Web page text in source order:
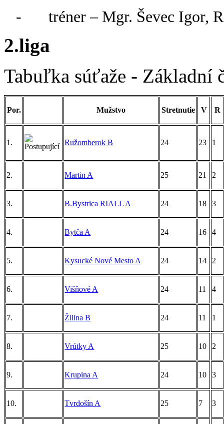
-
tréner – Mgr. Ševec Igor,
2.liga
Tabuľka súťaže - Základní
Por. Mužstvo Stretnutie V R
1. Ružomberok B 24 23 1
2. Martin A 25 21 2
3. B.Bystrica RIALL A 24 18 3
4. Bytča A 24 16 4
5. Kysucké Nové Mesto A 24 14 2
6. Višňové A 24 11 4
7. Žilina B 24 11 1
8. Vrútky A 25 10 2
9. Krupina A 24 10 3
10. Tvrdošín A 25 7 3